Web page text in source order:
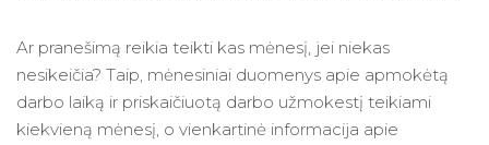
Ar pranešimą reikia teikti kas mėnesį, jei niekas
nesikeičia? Taip, mėnesiniai duomenys apie apmokėtą
darbo laiką ir priskaičiuotą darbo užmokestį teikiami
kiekvieną mėnesį, o vienkartinė informacija apie